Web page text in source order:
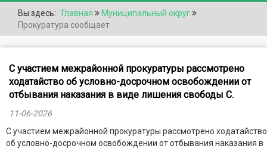
Вы здесь: Главная
Муниципальный округ
Прокуратура сообщает
С участием межрайонной прокуратуры рассмотрено
ходатайство об условно-досрочном освобождении от
отбывания наказания в виде лишения свободы С.
11-06-2026
С участием межрайонной прокуратуры рассмотрено ходатайство
об условно-досрочном освобождении от отбывания наказания в